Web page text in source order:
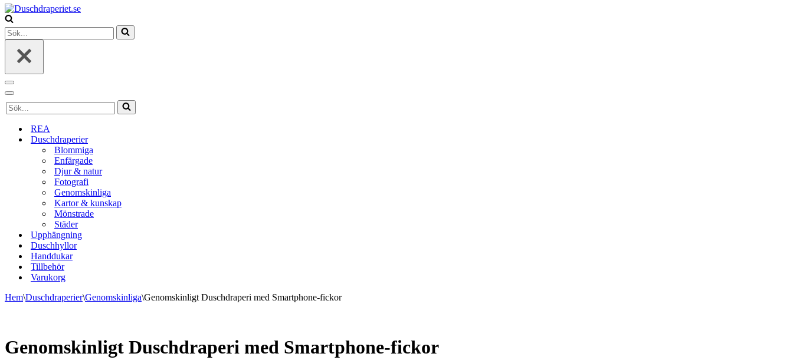
Sök
efter
Navigeringsmeny
Navigeringsmeny
Sök
efter
REA
Duschdraperier
Blommiga
Enfärgade
Djur & natur
Fotografi
Genomskinliga
Kartor & kunskap
Mönstrade
Städer
Upphängning
Duschhyllor
Handdukar
Tillbehör
Varukorg
Hem\Duschdraperier\Genomskinliga\Genomskinligt Duschdraperi med Smartphone-fickor
Genomskinligt Duschdraperi med Smartphone-fickor